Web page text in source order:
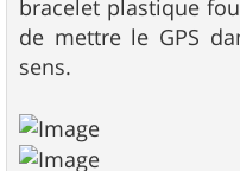
bracelet plastique
de mettre le GPS
sens.